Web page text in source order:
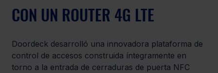
CON UN ROUTER 4G LTE
Doordeck desarrolló una innovadora plataforma de
control de accesos construida íntegramente en
torno a la entrada de cerraduras de puerta NFC